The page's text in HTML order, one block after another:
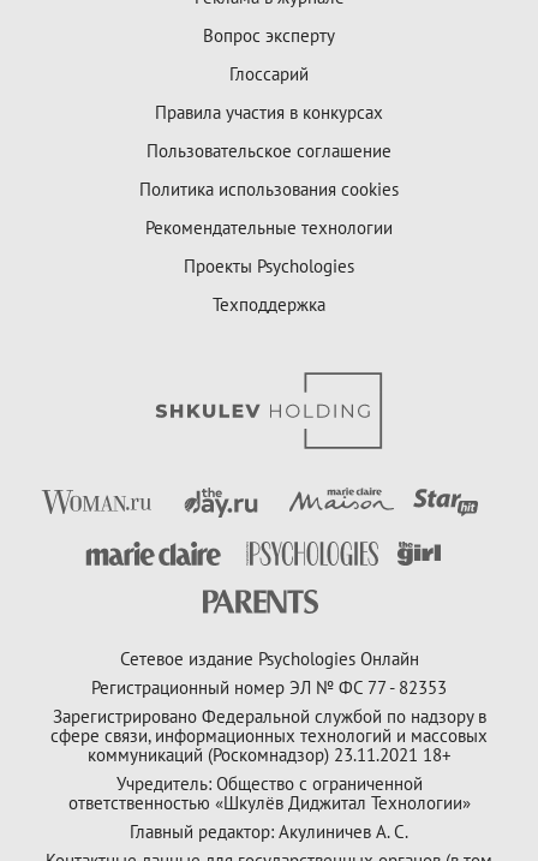
Вопрос эксперту
Глоссарий
Правила участия в конкурсах
Пользовательское соглашение
Политика использования cookies
Рекомендательные технологии
Проекты Psychologies
Техподдержка
Сетевое издание Psychologies Онлайн
Регистрационный номер ЭЛ № ФС 77 - 82353
Зарегистрировано Федеральной службой по надзору в
сфере связи, информационных технологий и массовых
коммуникаций (Роскомнадзор) 23.11.2021 18+
Учредитель: Общество с ограниченной
ответственностью «Шкулёв Диджитал Технологии»
Главный редактор: Акулиничев А. С.